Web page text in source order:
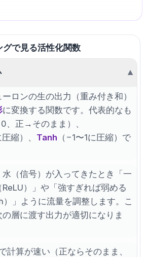
で見る活性化関数
▼
ロンの生の出力（重み付き和）
に変換する関数です。代表的なも
、正→そのまま）、
縮）、 Tanh （−1〜1に圧縮）で
（信号）が入ってきたとき「一
）」や「強すぎれば弱める
）」ように流量を調整します。こ
層に渡す出力が適切になりま
計算が速い（正ならそのまま、